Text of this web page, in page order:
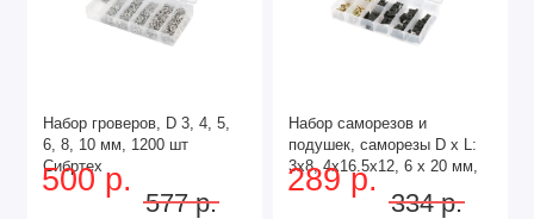
Набор гроверов, D 3, 4, 5,
6, 8, 10 мм, 1200 шт
Сибртех
500 р.
577 р.
Набор саморезов и
подушек, саморезы D х L:
3х8, 4х16.5х12, 6 х 20 мм,
170 предмет Сибртех
289 р.
334 р.